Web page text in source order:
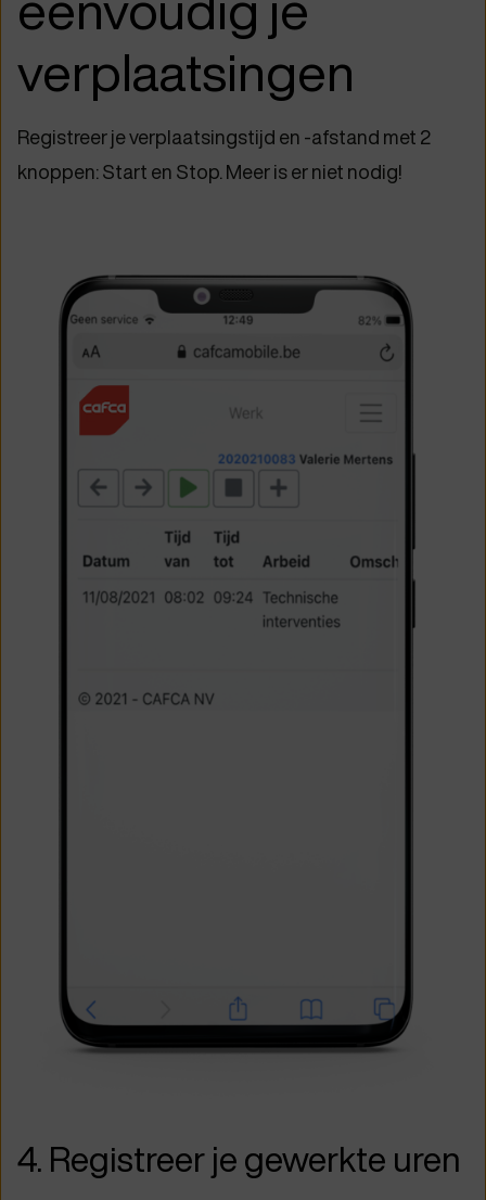
verplaatsingen
Registreer je verplaatsingstijd en -afstand met 2
knoppen: Start en Stop. Meer is er niet nodig!
4. Registreer je gewerkte uren